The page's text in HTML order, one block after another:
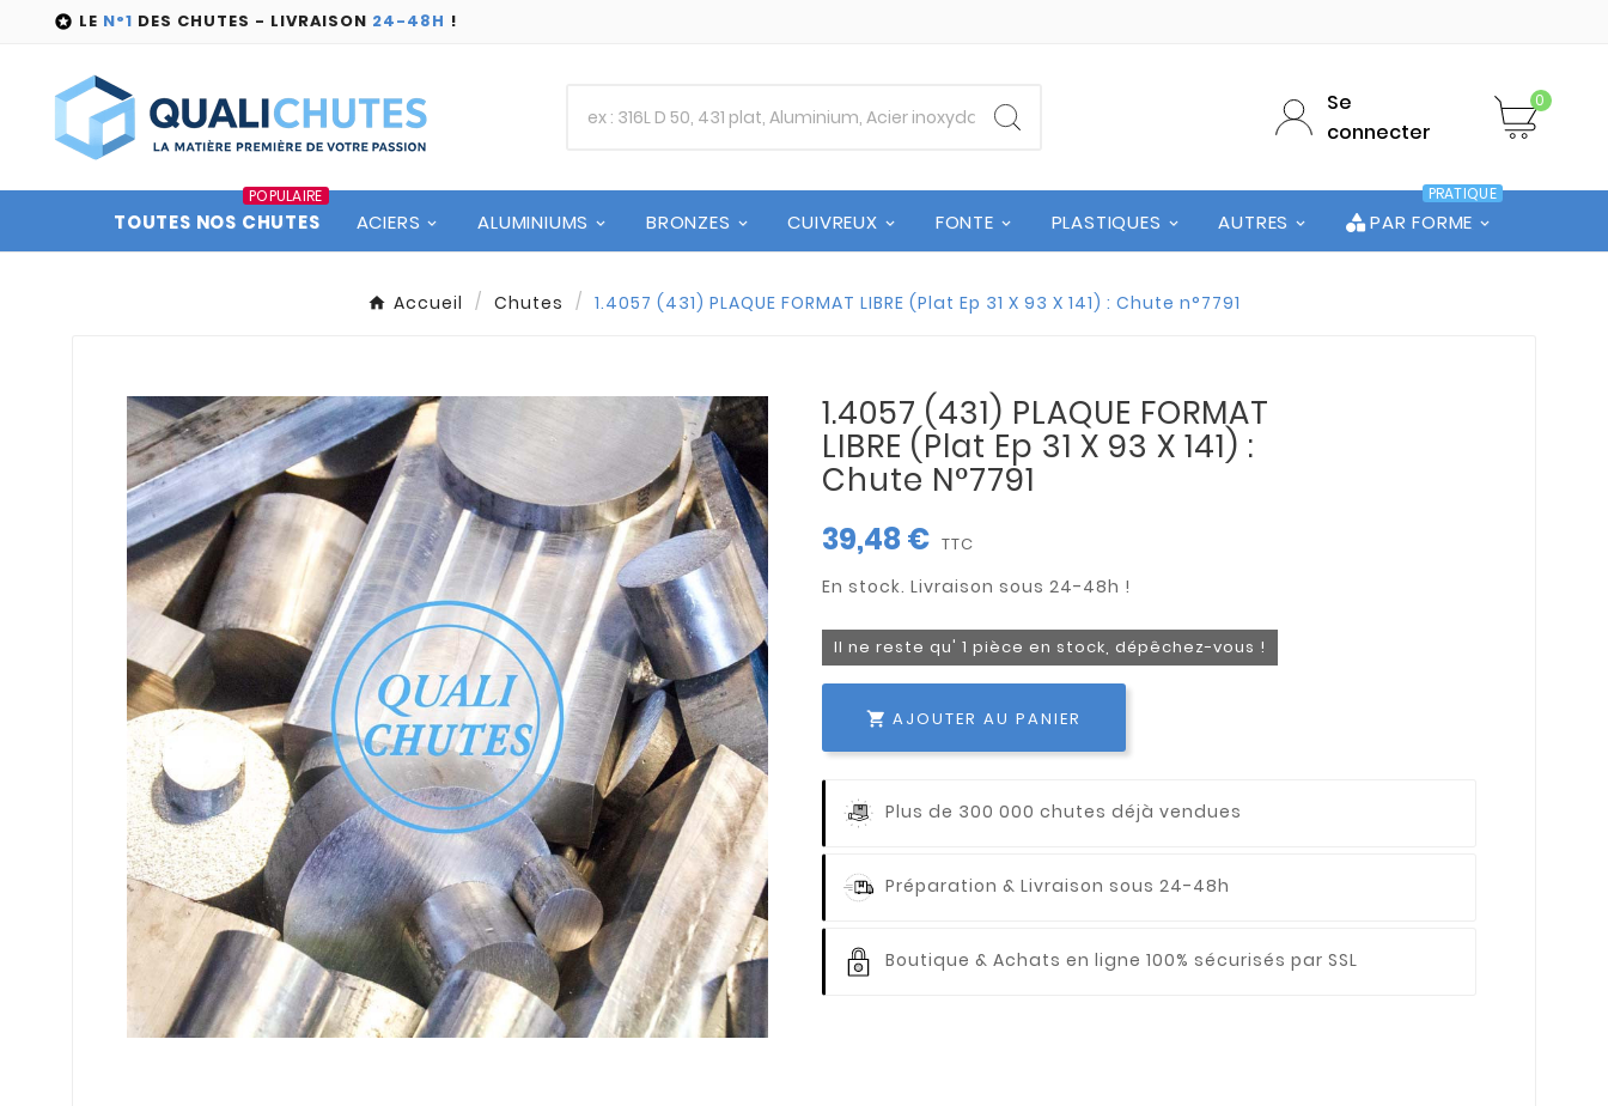
 LE N°1 DES CHUTES - LIVRAISON 24-48H !
Se
connecter
0
TOUTES NOS CHUTES
POPULAIRE
ACIERS ALUMINIUMS BRONZES CUIVREUX FONTE PLASTIQUES AUTRES PAR FORME
PRATIQUE
Accueil Chutes 1.4057 (431) PLAQUE FORMAT LIBRE (Plat Ep 31 X 93 X 141) : Chute n°7791
1.4057 (431) PLAQUE FORMAT
LIBRE (Plat Ep 31 X 93 X 141) :
Chute N°7791
39,48 € TTC
Il ne reste qu' 1 pièce en stock, dépêchez-vous !
 AJOUTER AU PANIER
Plus de 300 000 chutes déjà vendues
Préparation & Livraison sous 24-48h
Boutique & Achats en ligne 100% sécurisés par SSL